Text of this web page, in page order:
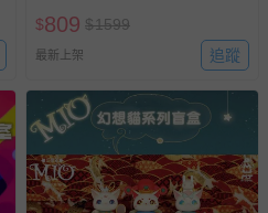
品或電腦軟體（例如 DVD、CD
位內容或一經提供即為完成之線
同意始提供（例如線上課程、遊
：
$809 $1599
最新上架 追蹤